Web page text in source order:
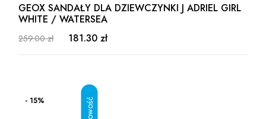
GEOX SANDAŁY DLA DZIEWCZYNKI J ADRIEL GIRL
WHITE / WATERSEA
259.00 zł 181.30 zł
- 15%